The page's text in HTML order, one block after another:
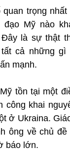
trọng
đạo Mỹ nào
là sự thật
cả những gì
mạnh.
tồn tại một
công khai
ở Ukraina.
ông về chủ
báo lớn.